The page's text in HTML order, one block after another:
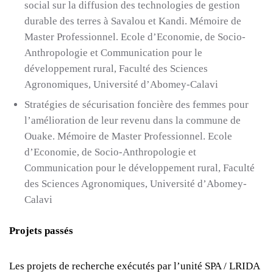
social sur la diffusion des technologies de gestion
durable des terres à Savalou et Kandi. Mémoire de
Master Professionnel. Ecole d’Economie, de Socio-
Anthropologie et Communication pour le
développement rural, Faculté des Sciences
Agronomiques, Université d’Abomey-Calavi
Stratégies de sécurisation foncière des femmes pour
l’amélioration de leur revenu dans la commune de
Ouake. Mémoire de Master Professionnel. Ecole
d’Economie, de Socio-Anthropologie et
Communication pour le développement rural, Faculté
des Sciences Agronomiques, Université d’Abomey-
Calavi
Projets passés
Les projets de recherche exécutés par l’unité SPA / LRIDA